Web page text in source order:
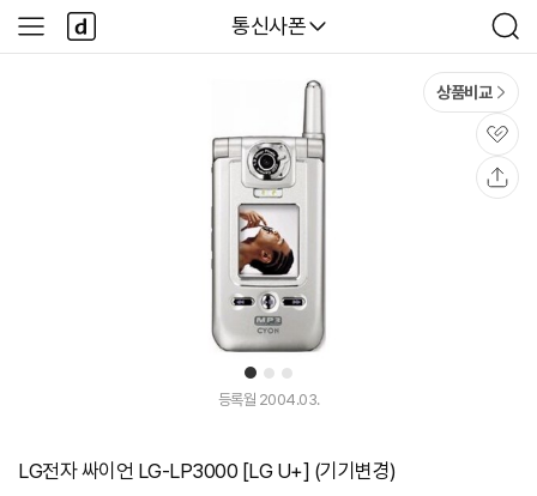
다나와
통신사폰
검
색
사
이
다
나
와
1 2 3
상품비교
관
심
등록월 2004.03.
LG전자 싸이언 LG-LP3000 [LG U+] (기기변경)